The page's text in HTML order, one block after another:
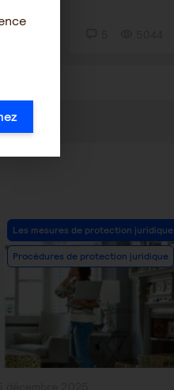
Post
Category:
Les mesures de protection juridique
Procédures de protection juridique